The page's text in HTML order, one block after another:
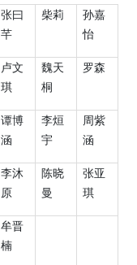
张曰
芊
柴莉
孙嘉
怡
卢文
琪
魏天
桐
罗森
谭博
涵
李烜
宇
周紫
涵
李沐
原
陈晓
曼
张亚
琪
牟晋
楠